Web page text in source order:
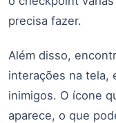
precisa fazer.
Além disso,
interações na tela,
inimigos. O ícone
aparece, o que